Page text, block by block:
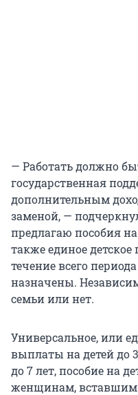
— Работать должно
государственная
дополнительным
заменой, —
предлагаю пособия
также единое
течение всего
назначены.
семьи или нет.
Универсальное, или
выплаты на детей до 3
до 7 лет, пособие на
женщинам, вставшим